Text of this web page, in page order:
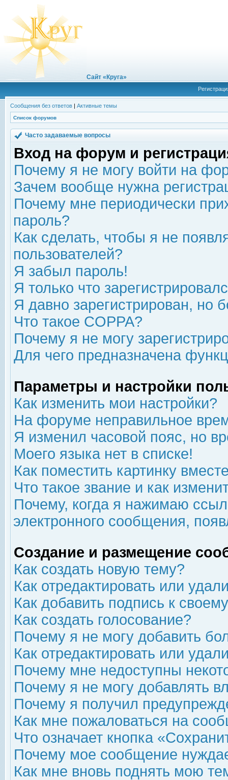
Сайт «Круга»
Сообщения без ответов | Активные темы
Список форумов
Часто задаваемые вопросы
Вход на форум и
Почему я не могу войти на
Зачем вообще нужна
Почему мне периодически
пароль?
Как сделать, чтобы я не
пользователей?
Я забыл пароль!
Я только что
Я давно зарегистрирован, но
Что такое COPPA?
Почему я не могу
Для чего предназначена
Параметры и настройки
Как изменить мои настройки?
На форуме неправильное
Я изменил часовой пояс, но
Моего языка нет в списке!
Как поместить картинку
Что такое звание и как
Почему, когда я нажимаю
электронного сообщения,
Создание и размещение
Как создать новую тему?
Как отредактировать или
Как добавить подпись к
Как создать голосование?
Почему я не могу добавить
Как отредактировать или
Почему мне недоступны
Почему я не могу добавлять
Почему я получил
Как мне пожаловаться на
Что означает кнопка
Почему мое сообщение
Как мне вновь поднять мою